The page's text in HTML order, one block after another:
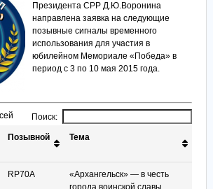
Президента СРР Д.Ю.Воронина
направлена заявка на следующие
позывные сигналы временного
использования для участия в
юбилейном Мемориале «Победа» в
период с 3 по 10 мая 2015 года.
Поиск:
Позывной Тема
RP70A
«Архангельск» — в честь
города воинской славы